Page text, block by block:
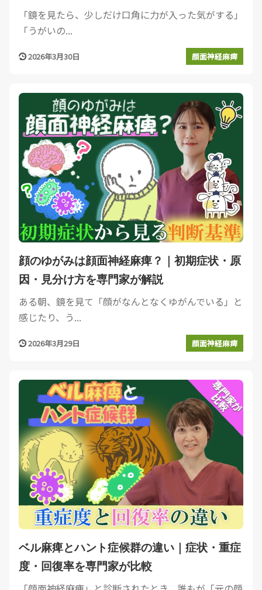
「鏡を見たら、少しだけ口角に力が入った気がする」
「うがいの...
2026年3月30日 顔面神経麻痺
顔のゆがみは顔面神経麻痺？｜初期症状・原
因・見分け方を専門家が解説
ある朝、鏡を見て「顔がなんとなくゆがんでいる」と
感じたり、う...
2026年3月29日 顔面神経麻痺
ベル麻痺とハント症候群の違い｜症状・重症
度・回復率を専門家が比較